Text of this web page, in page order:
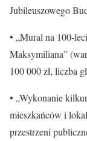
Jubileuszowego
• „Mural na 100-
Maksymiliana”
100 000 zł, liczba
• „Wykonanie
mieszkańców i
przestrzeni